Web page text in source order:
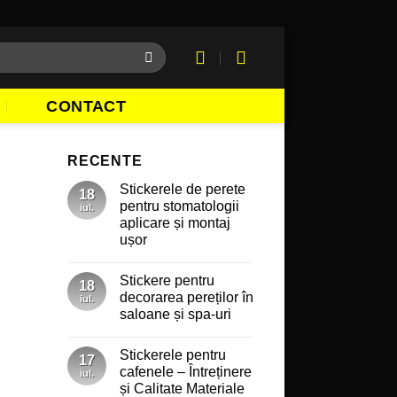
CONTACT
RECENTE
18
iul.
Stickerele de perete
pentru stomatologii
aplicare și montaj
ușor
la
Stickerele
de
perete
aplicare
și
montaj
ușor
18
iul.
Stickere pentru
decorarea pereților în
saloane și spa-uri
la
Stickere
pentru
decorarea
17
iul.
Stickerele pentru
cafenele – Întreținere
și Calitate Materiale